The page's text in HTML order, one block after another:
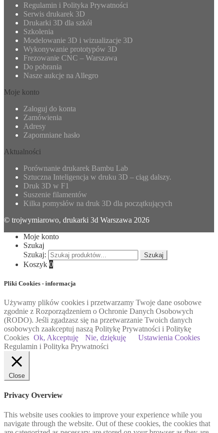
Regulamin i Polityka Prywatności
Serwis drukarek 3D
Drukarki 3D dla szkół
Szkolenia
Modelowanie 3D i wizualizacje 3D
Wykonywanie prototypów 3D
Frezowanie CNC – Warszawa
Do pobrania
Nasze aukcje na Allegro
Moje konto
Zaloguj do konta
Zamówienia
Adresy
Zapomniane hasło
Aktualności
Porównanie drukarek Bambu Lab
Sztuczna Inteligencja w druku 3D – ciąg dalszy.
Druk 3D w F1
Suszenie filamentów
Kilka pomysłów na druk 3D dla początkujących
© trojwymiarowo, drukarki 3d Warszawa 2026
Moje konto
Szukaj
Szukaj:
Szukaj
Koszyk 0
Pliki Cookies - informacja
Używamy plików cookies i przetwarzamy Twoje dane osobowe
zgodnie z Rozporządzeniem o Ochronie Danych Osobowych
(RODO). Jeśli zgadzasz się na przetwarzanie Twoich danych
osobowych zaakceptuj naszą Politykę Prywatności i Politykę
Cookies Ok, Akceptuję Nie, dziękuję
Ustawienia Cookies
Regulamin i Polityka Prywatności
Close
Privacy Overview
This website uses cookies to improve your experience while you
navigate through the website. Out of these cookies, the cookies that